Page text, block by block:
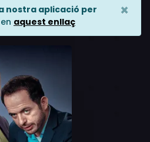
nostra aplicació per
aquest enllaç
×